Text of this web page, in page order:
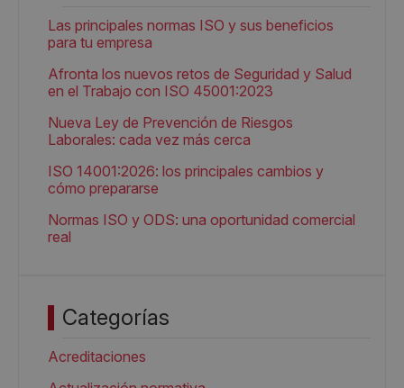
Las principales normas ISO y sus beneficios
para tu empresa
Afronta los nuevos retos de Seguridad y Salud
en el Trabajo con ISO 45001:2023
Nueva Ley de Prevención de Riesgos
Laborales: cada vez más cerca
ISO 14001:2026: los principales cambios y
cómo prepararse
Normas ISO y ODS: una oportunidad comercial
real
Categorías
Acreditaciones